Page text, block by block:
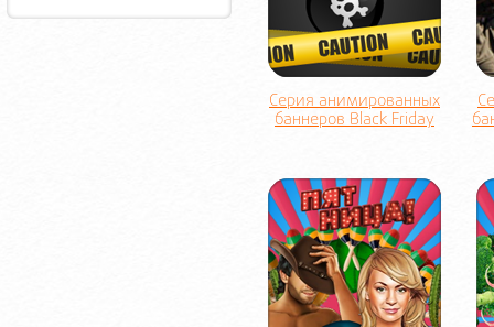
Серия анимированных
баннеров Black Friday